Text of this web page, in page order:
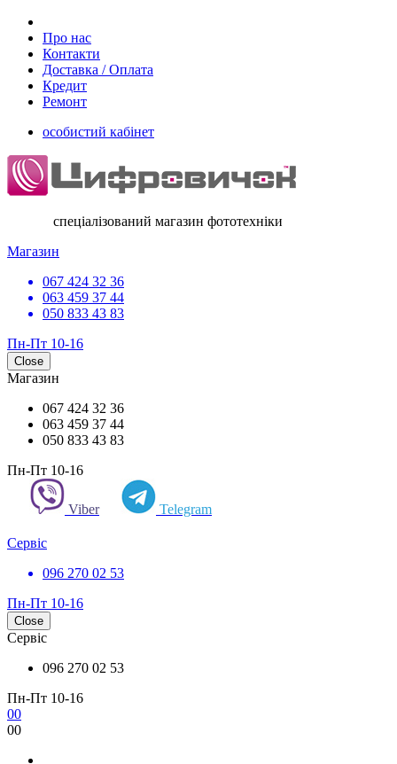
Про нас
Контакти
Доставка / Оплата
Кредит
Ремонт
особистий кабінет
спеціалізований магазин фототехніки
Магазин
067 424 32 36
063 459 37 44
050 833 43 83
Пн-Пт 10-16
Close
Магазин
067 424 32 36
063 459 37 44
050 833 43 83
Пн-Пт 10-16
Viber Telegram
Сервіс
096 270 02 53
Пн-Пт 10-16
Close
Сервіс
096 270 02 53
Пн-Пт 10-16
00
00